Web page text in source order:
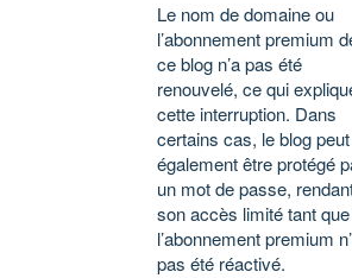
Le nom de domaine ou
l’abonnement premium
ce blog n’a pas été
renouvelé, ce qui
cette interruption. Dans
certains cas, le blog peut
également être protégé
un mot de passe,
son accès limité tant que
l’abonnement premium
pas été réactivé.